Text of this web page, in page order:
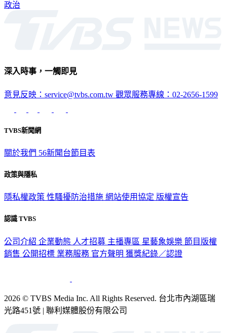
政治
深入時事，一觸即見
意見反映：service@tvbs.com.tw 觀眾服務專線：02-2656-1599
TVBS新聞網
關於我們 56新聞台節目表
政策與隱私
隱私權政策 性騷擾防治措施 網站使用協定 版權宣告
認識 TVBS
公司介紹 企業動態 人才招募 主播專區 星藝象娛樂 節目版權
銷售 公開招標 業務服務 官方聲明 獲獎紀錄／認證
2026 © TVBS Media Inc. All Rights Reserved. 台北市內湖區瑞
光路451號 | 聯利媒體股份有限公司